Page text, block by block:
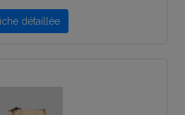
détaillée